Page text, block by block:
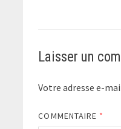
Laisser un
Votre adresse e-
COMMENTAIRE *